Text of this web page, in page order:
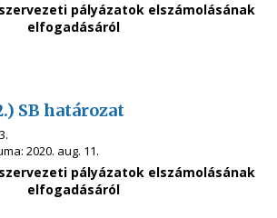
pályázatok elszámolásának
elfogadásáról
SB határozat
2020. aug. 11.
pályázatok elszámolásának
elfogadásáról